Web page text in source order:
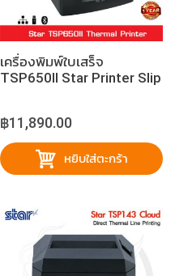
เครื่องพิมพ์ใบเสร็จ
TSP650II Star Printer Slip
฿11,890.00
หยิบใส่ตะกร้า